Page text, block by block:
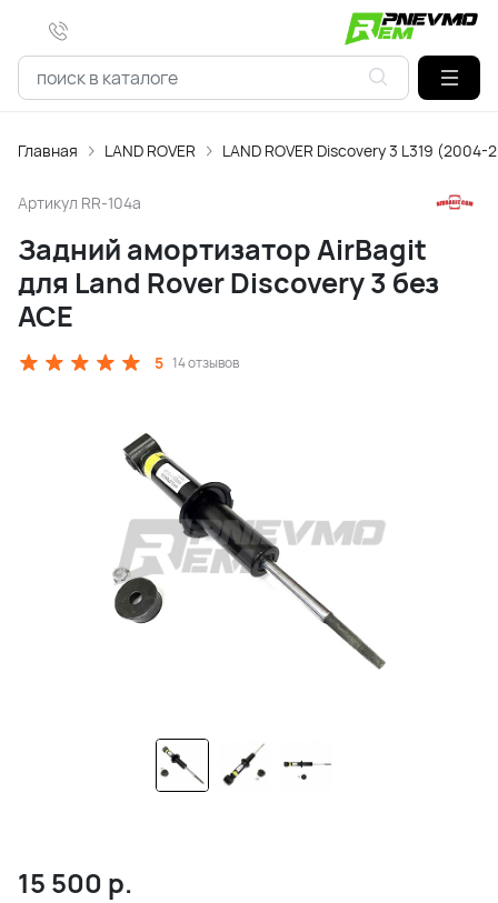
Главная LAND ROVER LAND ROVER Discovery 3 L319
Артикул RR-104a
Задний амортизатор AirBagit
для Land Rover Discovery 3 без
ACE
5 14 отзывов
15 500 р.